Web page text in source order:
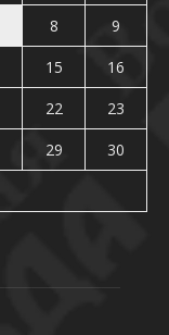
8
9
15
16
22
23
29
30